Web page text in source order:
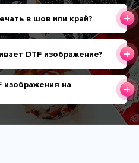
в шов или край?
DTF изображение?
изображения на